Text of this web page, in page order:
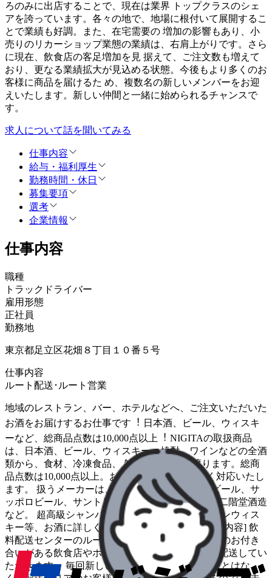
ろのみに出店することで、現在は業界 トップクラスのシェ
アを誇っています。各々の地で、地場に根付いて展開するこ
とで業績も好調。また、在宅需要の 増加の影響もあり、⼩
売りのリカーショップ業態の業績は、右肩上がりです。さら
に現在、飲⾷店の客⾜増加を⾒ 据えて、ご注⽂数も増えて
おり、更なる業績拡⼤が⾒込める状態。今後もより多くのお
客様に商品を届けるた め、複数名の新しいメンバーをお迎
えいたします。新しい仲間と⼀緒に始められるチャンスで
す。
求人について話を聞いてみる
仕事内容
給与・福利厚生
勤務時間・休日
募集要項
選考
企業情報
仕事内容
職種
トラックドライバー
雇用形態
正社員
勤務地
東京都足立区花畑８丁目１０番５号
仕事内容
ルート配送･ルート営業
地域のレストラン、バー、ホテルなどへ、ご注⽂いただいた
お酒をお届けするお仕事です︕ ⽇本酒、ビール、ウィスキ
ーなど、総商品点数は10,000点以上︕ NIGITAの取扱商品
は、⽇本酒、ビール、ウィスキー、焼酎、ワインなどの全酒
類から、⾷材、冷凍⾷品、 雑貨まで多岐に渡ります。総商
品点数は10,000点以上。お客様のご要望に幅広く対応いたし
ます。 扱うメーカーは、アサヒビール、キリンビール、サ
ッポロビール、サントリービール、三国ワイン、⼆階堂酒造
など。 超⾼級シャンパンや、マニアックなバーボンウィス
キー等、お酒に詳しくなることができます◎ [仕事内容] 飲
料配送センターのルート配送のお仕事です。 ⻑年のお付き
合いがある飲⾷店やホテルなどのお客様にお酒を配送してい
ただきます。 毎回新しい配達先に届けるということはな